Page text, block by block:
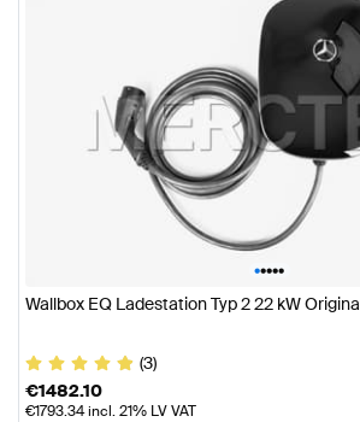
•••••
Wallbox EQ Ladestation Typ 2 22 kW
(3)
€1482.10
€1793.34incl. 21% LV VAT